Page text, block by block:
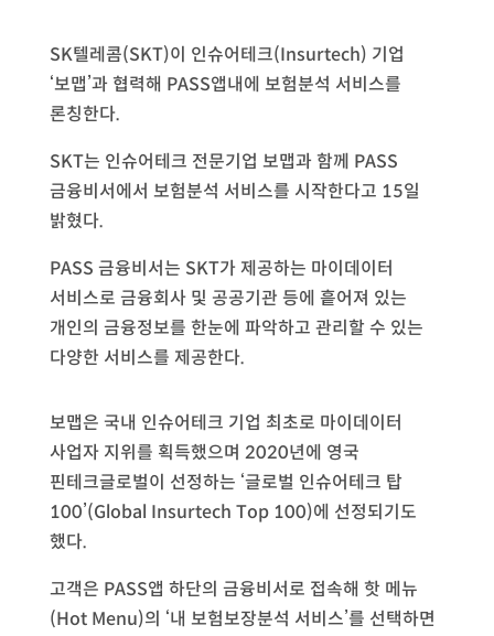
SK텔레콤(SKT)이 인슈어테크(Insurtech) 기업
‘보맵’과 협력해 PASS앱내에 보험분석 서비스를
론칭한다.
SKT는 인슈어테크 전문기업 보맵과 함께 PASS
금융비서에서 보험분석 서비스를 시작한다고 15일
밝혔다.
PASS 금융비서는 SKT가 제공하는 마이데이터
서비스로 금융회사 및 공공기관 등에 흩어져 있는
개인의 금융정보를 한눈에 파악하고 관리할 수 있는
다양한 서비스를 제공한다.
보맵은 국내 인슈어테크 기업 최초로 마이데이터
사업자 지위를 획득했으며 2020년에 영국
핀테크글로벌이 선정하는 ‘글로벌 인슈어테크 탑
100’(Global Insurtech Top 100)에 선정되기도
했다.
고객은 PASS앱 하단의 금융비서로 접속해 핫 메뉴
(Hot Menu)의 ‘내 보험보장분석 서비스’를 선택하면